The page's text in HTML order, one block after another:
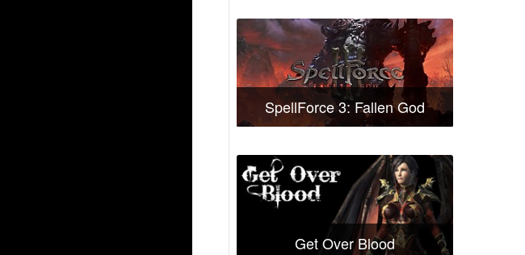
SpellForce 3: Fallen God
Get Over Blood